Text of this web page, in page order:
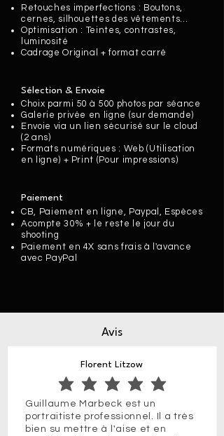
Retouches imperfections : Boutons,
cernes, silhouettes des vêtements...
Optimisation : Teintes, contrastes,
luminosité
Cadrage Original + format carré
Sélection & Envoie
Choix parmi 50 à 500 photos par séance
Galerie privée en ligne (sur demande)
Envoie via un lien sécurisé sur le cloud
(2 ans)
Formats numériques : Web (Utilisation
en ligne) + Print (Pour impressions)
Paiement
CB, Paiement en ligne, Paypal, Espèces
Acompte 30% + le reste le jour du
shooting
Paiement en 4X sans frais à l'avance
avec PayPal
Avis
Florent Litzow
la note moyenne est 5 sur 5
Guillaume Marbeck est un
portraitiste professionnel. Il a très
bien su mettre à l'aise et en